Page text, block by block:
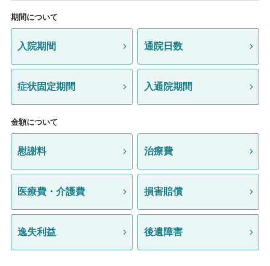
期間について
入院期間 通院日数
症状固定期間 入通院期間
金額について
慰謝料 治療費
医療費・介護費 損害賠償
逸失利益 後遺障害